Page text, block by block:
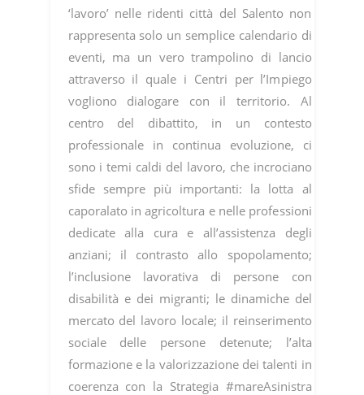
‘lavoro’ nelle ridenti città del Salento non
rappresenta solo un semplice calendario di
eventi, ma un vero trampolino di lancio
attraverso il quale i Centri per l’Impiego
vogliono dialogare con il territorio. Al
centro del dibattito, in un contesto
professionale in continua evoluzione, ci
sono i temi caldi del lavoro, che incrociano
sfide sempre più importanti: la lotta al
caporalato in agricoltura e nelle professioni
dedicate alla cura e all’assistenza degli
anziani; il contrasto allo spopolamento;
l’inclusione lavorativa di persone con
disabilità e dei migranti; le dinamiche del
mercato del lavoro locale; il reinserimento
sociale delle persone detenute; l’alta
formazione e la valorizzazione dei talenti in
coerenza con la Strategia #mareAsinistra